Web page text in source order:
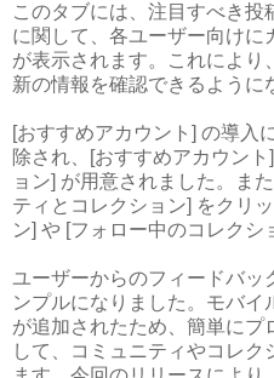
このタブには、注目すべき投
に関して、各ユーザー向けに
が表示されます。これにより
新の情報を確認できるように
[おすすめアカウント] の導入
除され、[おすすめアカウン
ョン] が用意されました。ま
ティとコレクション] をクリ
ン] や [フォロー中のコレクシ
ユーザーからのフィードバッ
ンプルになりました。モバイ
が追加されたため、簡単にプ
して、コミュニティやコレク